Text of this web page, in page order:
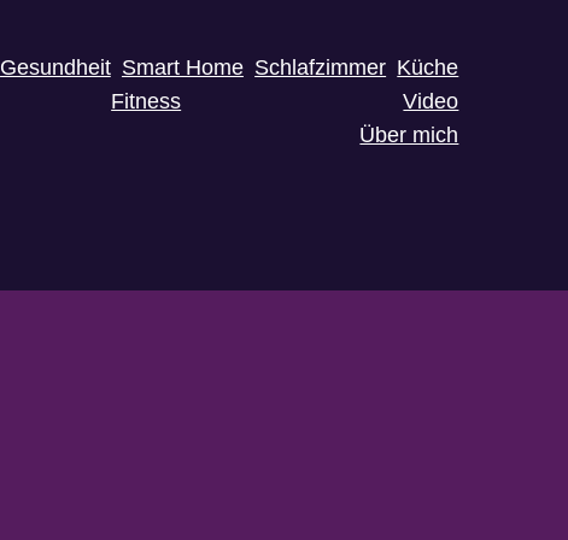
Gesundheit Smart Home Schlafzimmer Küche
Fitness
Video
Über mich